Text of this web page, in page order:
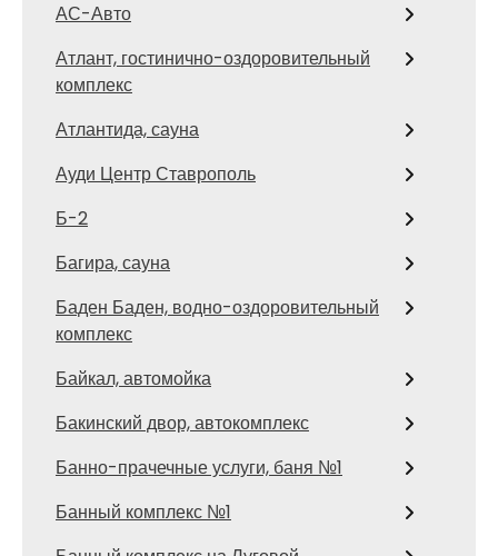
АС-Авто
Атлант, гостинично-оздоровительный
комплекс
Атлантида, сауна
Ауди Центр Ставрополь
Б-2
Багира, сауна
Баден Баден, водно-оздоровительный
комплекс
Байкал, автомойка
Бакинский двор, автокомплекс
Банно-прачечные услуги, баня №1
Банный комплекс №1